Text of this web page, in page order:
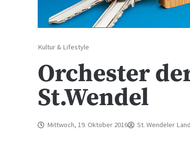
Kultur & Lifestyle
Orchester
St.Wendel
Mittwoch, 19. Oktober 2016 St. Wendeler